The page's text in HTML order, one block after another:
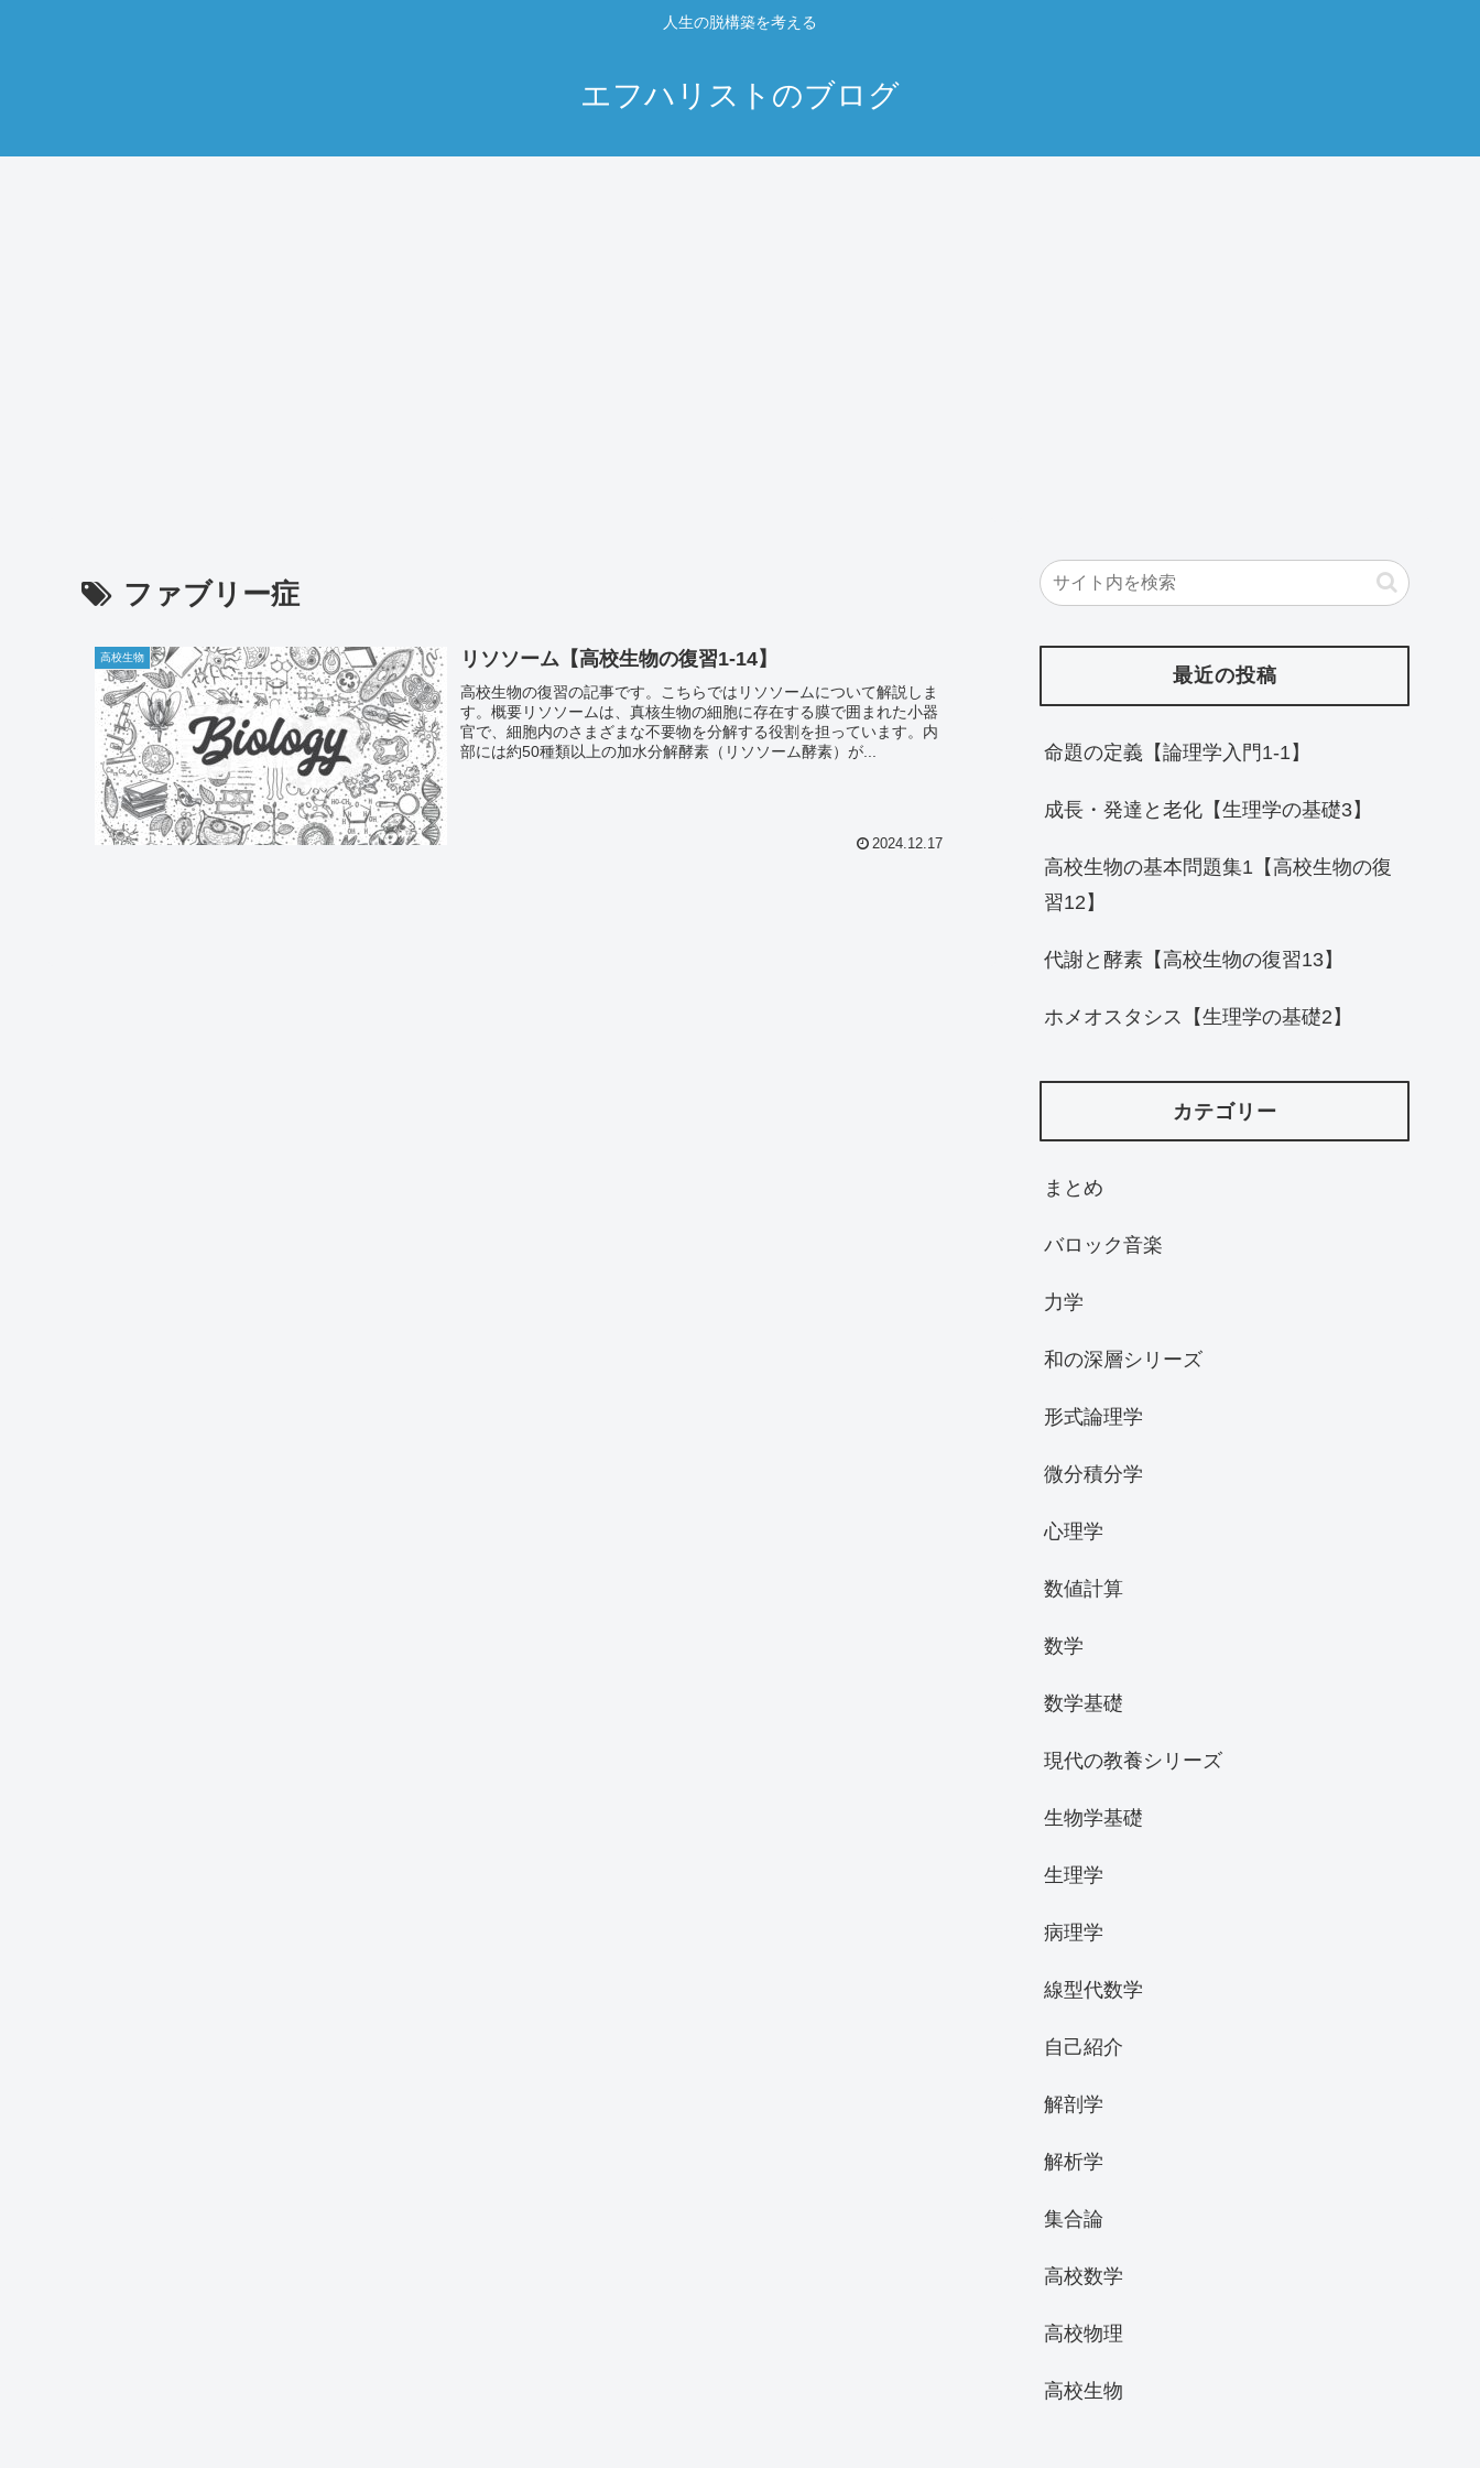
人生の脱構築を考える
エフハリストのブログ
ファブリー症
高校生物 リソソーム【高校生物の復習1-14】
高校生物の復習の記事です。こちらではリソソームについて解説しま
す。概要リソソームは、真核生物の細胞に存在する膜で囲まれた小器
官で、細胞内のさまざまな不要物を分解する役割を担っています。内
部には約50種類以上の加水分解酵素（リソソーム酵素）が...
2024.12.17
最近の投稿
命題の定義【論理学入門1-1】
成長・発達と老化【生理学の基礎3】
高校生物の基本問題集1【高校生物の復
習12】
代謝と酵素【高校生物の復習13】
ホメオスタシス【生理学の基礎2】
カテゴリー
まとめ
バロック音楽
力学
和の深層シリーズ
形式論理学
微分積分学
心理学
数値計算
数学
数学基礎
現代の教養シリーズ
生物学基礎
生理学
病理学
線型代数学
自己紹介
解剖学
解析学
集合論
高校数学
高校物理
高校生物